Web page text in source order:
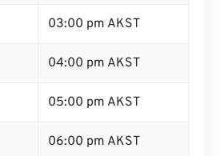
03:00 pm AKST
04:00 pm AKST
05:00 pm AKST
06:00 pm AKST